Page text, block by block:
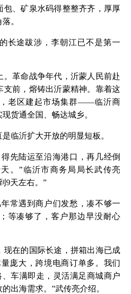
、矿泉水码得整整齐齐，厚厚
。
途跋涉，李朝江已不是第一
革命战争年代，沂蒙人民前赴
支前，熔铸出沂蒙精神。靠着这
老区建起市场集群——临沂商
货通全国、畅达城乡。
沂扩大开放的明显短板。
陆运至沿海港口，再几经倒
。”临沂市商务局局长武传亮
9天左右。”
遇到商户们发愁，凑不够一
等凑够了，客户那边早没耐心
在的国际长途，拼箱出海已成
庞大，跨境电商订单多。我们
、车满即走，灵活满足商城商户
出海需求。”武传亮介绍。